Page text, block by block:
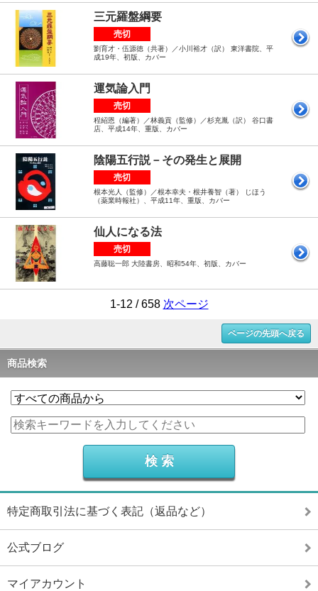
三元羅盤綱要
売切
劉育才・伍源徳（共著）／小川裕才（訳） 東洋書院、平
成19年、初版、カバー
運気論入門
売切
程紹恩（編著）／林義貢（監修）／杉充胤（訳） 谷口書
店、平成14年、重版、カバー
陰陽五行説－その発生と展開
売切
根本光人（監修）／根本幸夫・根井養智（著） じほう
（薬業時報社）、平成11年、重版、カバー
仙人になる法
売切
高藤聡一郎 大陸書房、昭和54年、初版、カバー
1-12 / 658 次ページ
ページの先頭へ戻る
商品検索
特定商取引法に基づく表記（返品など）
公式ブログ
マイアカウント